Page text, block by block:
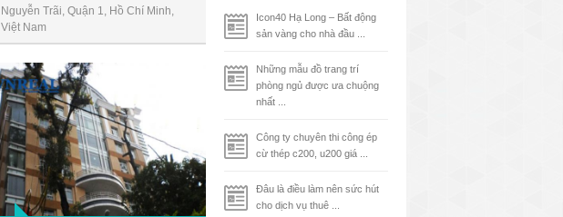
Nguyễn Trãi, Quận 1, Hồ Chí Minh,
Việt Nam
Icon40 Hạ Long – Bất động
sản vàng cho nhà đầu ...
Những mẫu đồ trang trí
phòng ngủ được ưa chuộng
nhất ...
Công ty chuyên thi công ép
cừ thép c200, u200 giá ...
Đâu là điều làm nên sức hút
cho dịch vụ thuê ...